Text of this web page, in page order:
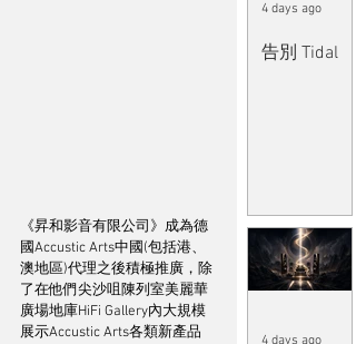
《昇和影音有限公司》成為德
國Accustic Arts中國(包括港、
澳地區)代理之後積極推廣，除
了在他們尖沙咀陳列室美麗華
廣場地庫HiFi Gallery內大規模
展示Accustic Arts各類新產品
告別 Tidal
4 days ago
4 days ago